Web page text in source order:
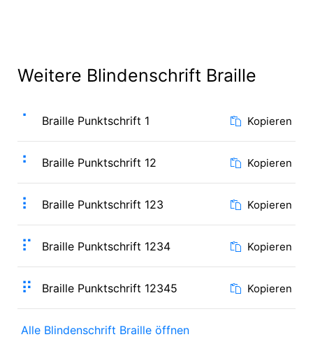
Weitere Blindenschrift Braille
⠁ Braille Punktschrift 1 Kopieren
⠃ Braille Punktschrift 12 Kopieren
⠇ Braille Punktschrift 123 Kopieren
⠏ Braille Punktschrift 1234 Kopieren
⠟ Braille Punktschrift 12345 Kopieren
Alle Blindenschrift Braille öffnen